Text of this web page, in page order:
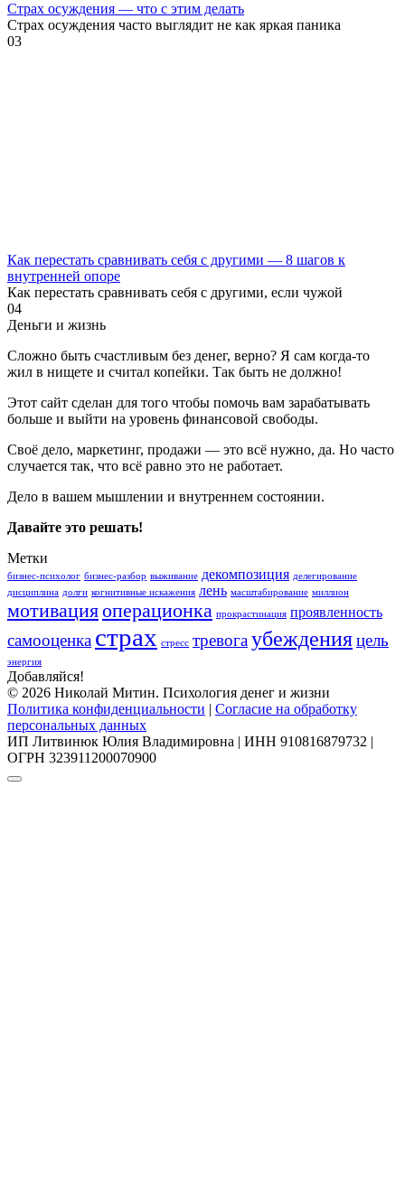
Страх осуждения — что с этим делать
Страх осуждения часто выглядит не как яркая паника
03
Как перестать сравнивать себя с другими — 8 шагов к
внутренней опоре
Как перестать сравнивать себя с другими, если чужой
04
Деньги и жизнь
Сложно быть счастливым без денег, верно? Я сам когда-то
жил в нищете и считал копейки. Так быть не должно!
Этот сайт сделан для того чтобы помочь вам зарабатывать
больше и выйти на уровень финансовой свободы.
Своё дело, маркетинг, продажи — это всё нужно, да. Но часто
случается так, что всё равно это не работает.
Дело в вашем мышлении и внутреннем состоянии.
Давайте это решать!
Метки
бизнес-психолог бизнес-разбор выживание декомпозиция делегирование
дисциплина долги когнитивные искажения лень масштабирование миллион
мотивацияоперационка прокрастинация проявленность
самооценка страх стресс тревогаубежденияцель
энергия
Добавляйся!
© 2026 Николай Митин. Психология денег и жизни
Политика конфиденциальности | Согласие на обработку
персональных данных
ИП Литвинюк Юлия Владимировна | ИНН 910816879732 |
ОГРН 323911200070900